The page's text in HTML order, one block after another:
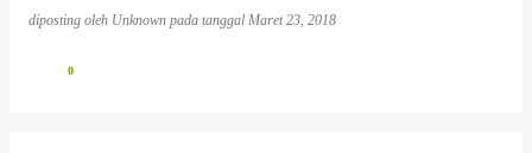
diposting oleh Unknown pada tanggal Maret 23, 2018
0